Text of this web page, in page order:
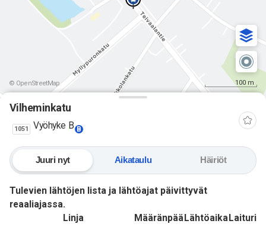
© OpenStreetMap 100 m
Vilheminkatu
1051 Vyöhyke B B
Juuri nyt Aikataulu Häiriöt
Tulevien lähtöjen lista ja lähtöajat päivittyvät
reaaliajassa.
Linja
Määränpää Lähtöaika Laituri